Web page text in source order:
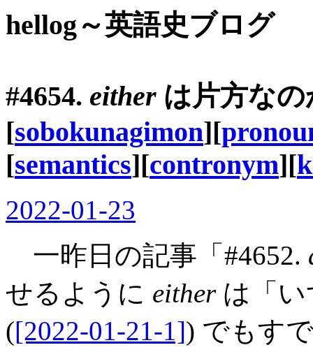
hellog～英語史ブログ
#4654. either は片方な
[sobokunagimon][
[semantics][contronym][
2022-01-23
一昨日の記事「#4652.
せるように eitherは「い
([2022-01-21-1]) でもす